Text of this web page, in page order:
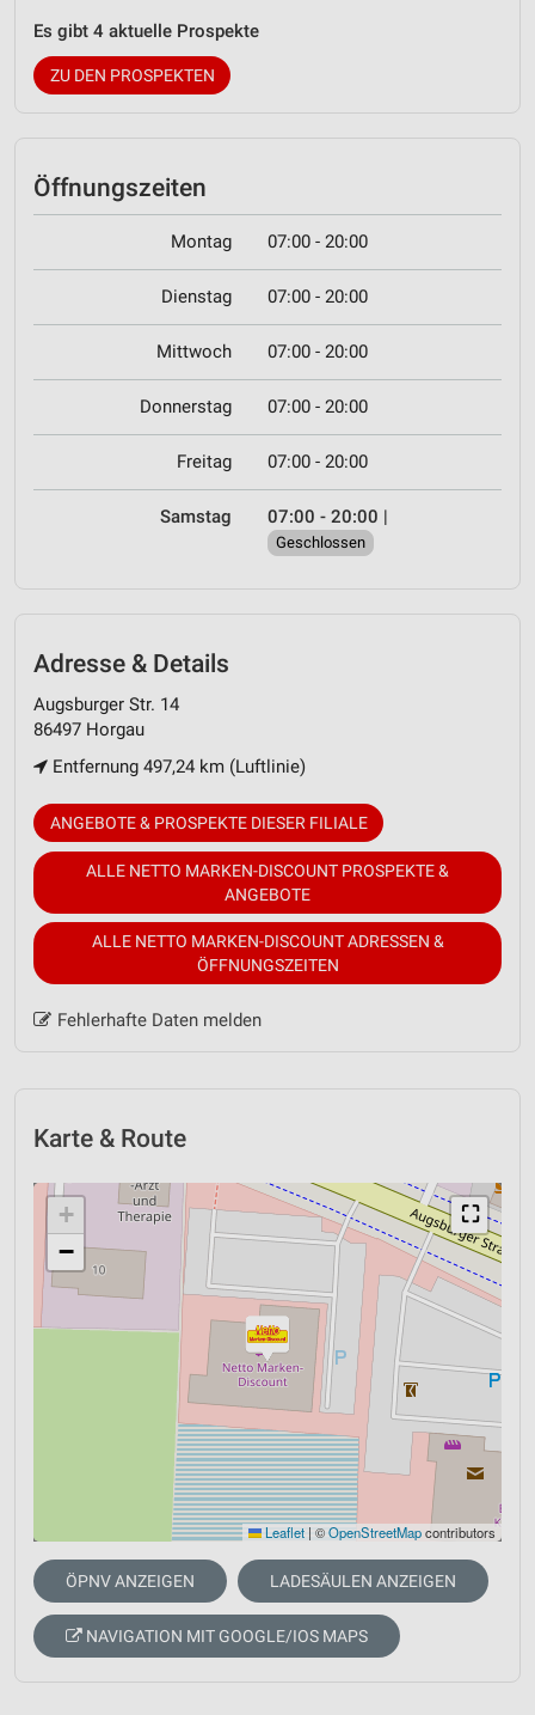
Es gibt 4 aktuelle Prospekte
ZU DEN PROSPEKTEN
Öffnungszeiten
Montag 07:00 - 20:00
Dienstag 07:00 - 20:00
Mittwoch 07:00 - 20:00
Donnerstag 07:00 - 20:00
Freitag 07:00 - 20:00
Samstag 07:00 - 20:00 |
Geschlossen
Adresse & Details
Augsburger Str. 14
86497 Horgau
Entfernung 497,24 km (Luftlinie)
ANGEBOTE & PROSPEKTE DIESER FILIALE
ALLE NETTO MARKEN-DISCOUNT PROSPEKTE &
ANGEBOTE
ALLE NETTO MARKEN-DISCOUNT ADRESSEN &
ÖFFNUNGSZEITEN
Fehlerhafte Daten melden
Karte & Route
⛶
+
−
Leaflet | ©OpenStreetMapcontributors
ÖPNV ANZEIGEN LADESÄULEN ANZEIGEN
NAVIGATION MIT GOOGLE/IOS MAPS